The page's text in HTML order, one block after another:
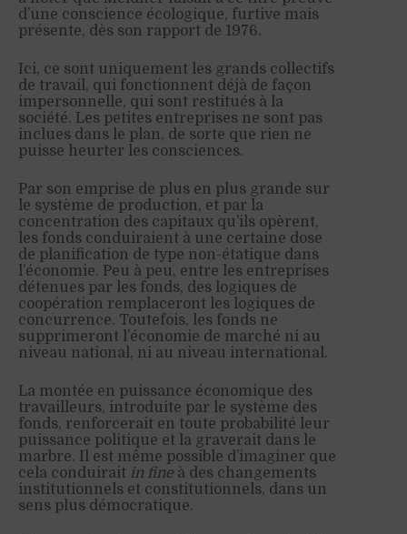
d’une conscience écologique, furtive mais
présente, dès son rapport de 1976.
Ici, ce sont uniquement les grands collectifs
de travail, qui fonctionnent déjà de façon
impersonnelle, qui sont restitués à la
société. Les petites entreprises ne sont pas
inclues dans le plan, de sorte que rien ne
puisse heurter les consciences.
Par son emprise de plus en plus grande sur
le système de production, et par la
concentration des capitaux qu’ils opèrent,
les fonds conduiraient à une certaine dose
de planification de type non-étatique dans
l’économie. Peu à peu, entre les entreprises
détenues par les fonds, des logiques de
coopération remplaceront les logiques de
concurrence. Toutefois, les fonds ne
supprimeront l’économie de marché ni au
niveau national, ni au niveau international.
La montée en puissance économique des
travailleurs, introduite par le système des
fonds, renforcerait en toute probabilité leur
puissance politique et la graverait dans le
marbre. Il est même possible d’imaginer que
cela conduirait in fine à des changements
institutionnels et constitutionnels, dans un
sens plus démocratique.